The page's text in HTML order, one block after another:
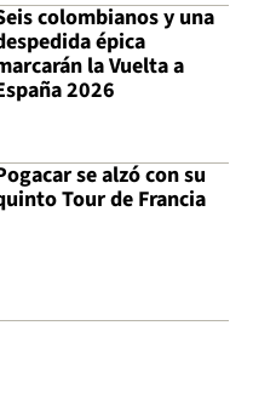
colombianos y una
épica
la Vuelta a
2026
se alzó con su
Tour de Francia